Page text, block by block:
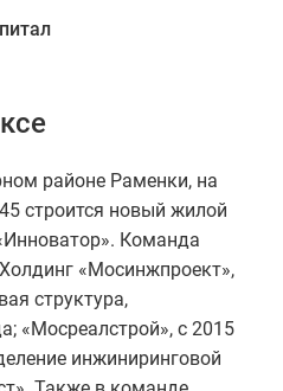
районе Раменки, на
строится новый жилой
Команда
«Мосинжпроект»,
структура,
«Мосреалстрой», с 2015
инжиниринговой